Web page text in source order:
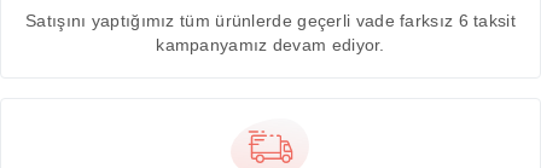
Satışını yaptığımız tüm ürünlerde geçerli vade farksız 6 taksit
kampanyamız devam ediyor.